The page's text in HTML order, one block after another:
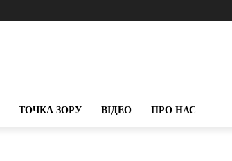
ТОЧКА ЗОРУ ВІДЕО ПРО НАС